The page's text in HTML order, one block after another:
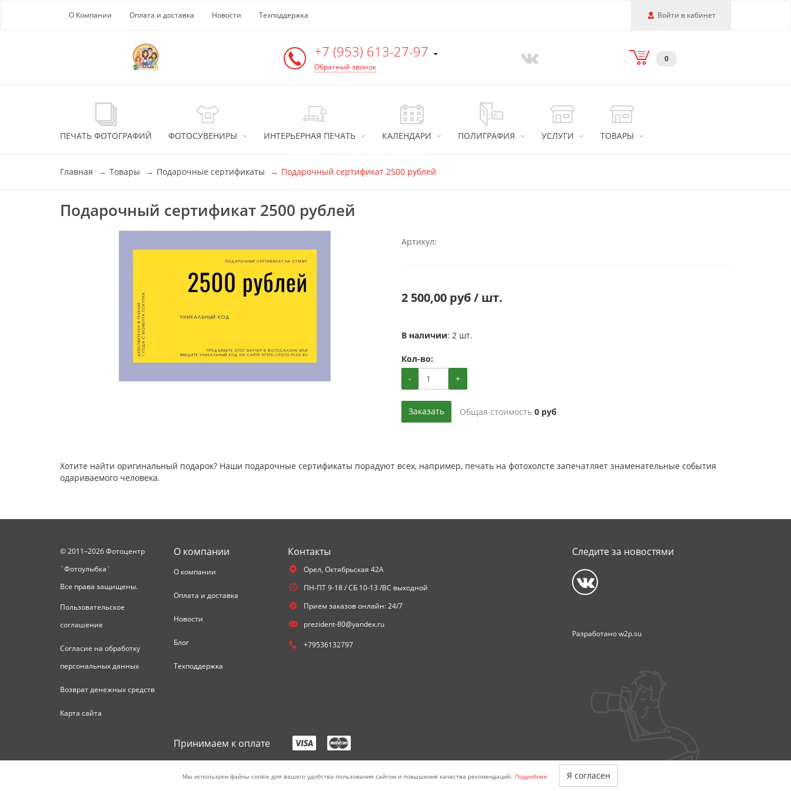
Перейти к основной информации
О Компании Оплата и доставка Новости Техподдержка Войти в кабинет
+7 (953) 613-27-97
Обратный звонок
0
ПЕЧАТЬ ФОТОГРАФИЙ ФОТОСУВЕНИРЫ ИНТЕРЬЕРНАЯ ПЕЧАТЬ КАЛЕНДАРИ ПОЛИГРАФИЯ УСЛУГИ ТОВАРЫ
Главная Товары Подарочные сертификаты Подарочный сертификат 2500 рублей
Подарочный сертификат 2500 рублей
Артикул:
2 500,00 руб / шт.
В наличии: 2 шт.
Кол-во:
-
+
Заказать Общая стоимость 0 руб
Хотите найти оригинальный подарок? Наши подарочные сертификаты порадуют всех, например, печать на фотохолсте запечатляет знаменательные события
одариваемого человека.
Мы используем файлы cookie для вашего удобства пользования сайтом и повышения качества рекомендаций. Подробнее Я согласен
© 2011–2026 Фотоцентр
`Фотоулыбка`
Все права защищены.
Пользовательское
соглашение
Согласие на обработку
персональных данных
Возврат денежных средств
Карта сайта
О компании
О компании
Оплата и доставка
Новости
Блог
Техподдержка
Контакты
Орел, Октябрьская 42А
ПН-ПТ 9-18 / СБ 10-13 /ВС выходной
Прием заказов онлайн: 24/7
prezident-80@yandex.ru
+79536132797
Следите за новостями
Разработаноw2p.su
Принимаем к оплате
Обращаем Ваше внимание на то, что вся информация, включая цены, на сайте носит исключительно информационный характер и ни при каких условиях не является публичной офертой,